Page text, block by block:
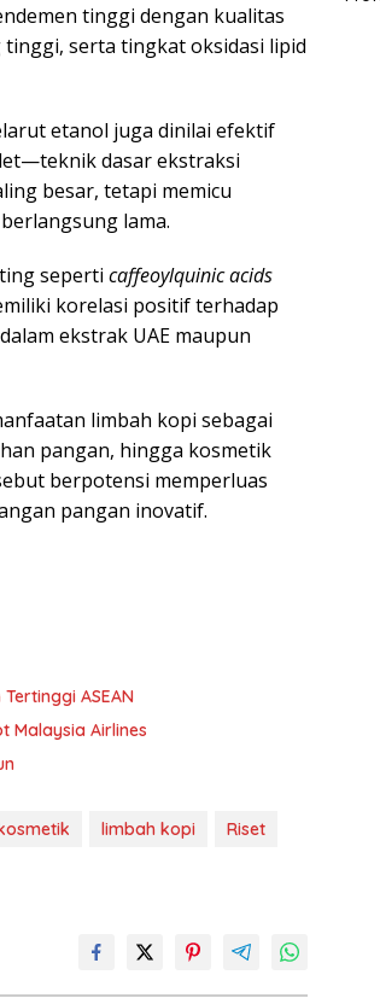
tinggi dengan kualitas
serta tingkat oksidasi lipid
etanol juga dinilai efektif
dasar ekstraksi
besar, tetapi memicu
lama.
seperti caffeoylquinic acids
korelasi positif terhadap
ekstrak UAE maupun
limbah kopi sebagai
pangan, hingga kosmetik
berpotensi memperluas
pangan inovatif.
ASEAN
Malaysia Airlines
limbah kopi
Riset